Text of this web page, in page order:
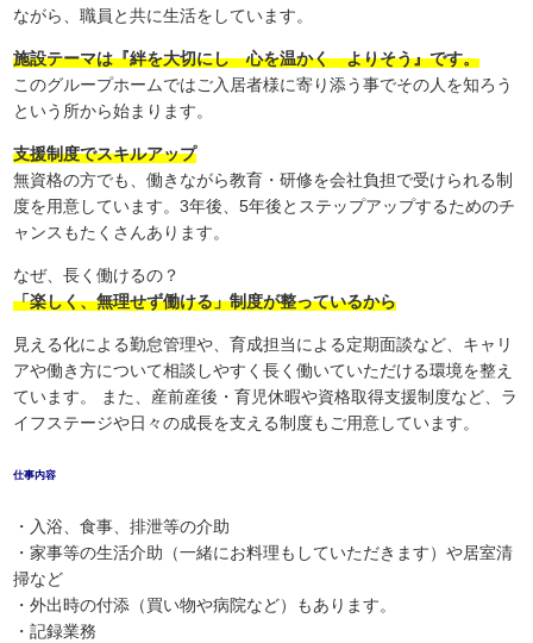
ながら、職員と共に生活をしています。
施設テーマは『絆を大切にし 心を温かく よりそう』です。
このグループホームではご入居者様に寄り添う事でその人を知ろう
という所から始まります。
支援制度でスキルアップ
無資格の方でも、働きながら教育・研修を会社負担で受けられる制
度を用意しています。3年後、5年後とステップアップするためのチ
ャンスもたくさんあります。
なぜ、長く働けるの？
「楽しく、無理せず働ける」制度が整っているから
見える化による勤怠管理や、育成担当による定期面談など、キャリ
アや働き方について相談しやすく長く働いていただける環境を整え
ています。 また、産前産後・育児休暇や資格取得支援制度など、ラ
イフステージや日々の成長を支える制度もご用意しています。
仕事内容
・入浴、食事、排泄等の介助
・家事等の生活介助（一緒にお料理もしていただきます）や居室清
掃など
・外出時の付添（買い物や病院など）もあります。
・記録業務